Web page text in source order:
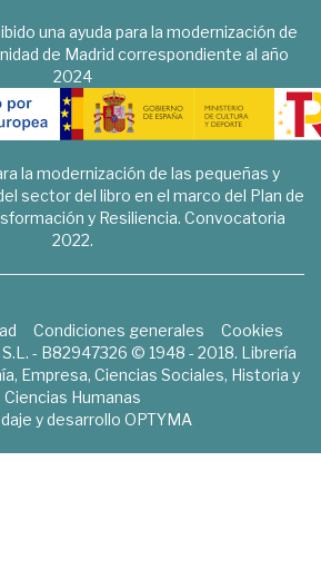
una ayuda para la modernización de
de Madrid correspondiente al año
2024
la modernización de las pequeñas y
sector del libro en el marco del Plan de
y Resiliencia. Convocatoria
2022.
Condiciones generales
Cookies
- B82947326 © 1948 - 2018. Librería
Empresa, Ciencias Sociales, Historia y
Ciencias Humanas
y desarrollo OPTYMA